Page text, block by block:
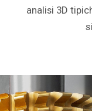
analisi 3D